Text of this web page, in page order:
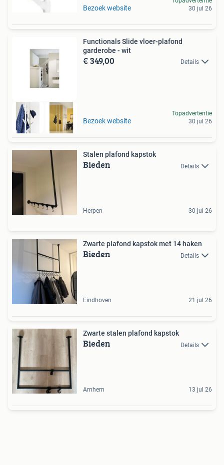
Bezoek website
30 jul 26
Functionals Slide vloer-plafond
garderobe - wit
€ 349,00 Details
Bezoek website
Topadvertentie
30 jul 26
Stalen plafond kapstok
Bieden Details
Herpen 30 jul 26
Zwarte plafond kapstok met 14 haken
Bieden Details
Eindhoven 21 jul 26
Zwarte stalen plafond kapstok
Bieden Details
Arnhem 13 jul 26